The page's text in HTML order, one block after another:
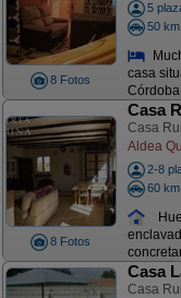
8 Fotos
5
50
casa
8 Fotos
Casa
Casa
Aldea
2-8
60
Casa
Casa